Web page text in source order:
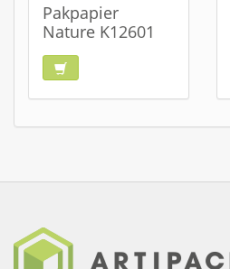
Pakpapier
Nature K12601